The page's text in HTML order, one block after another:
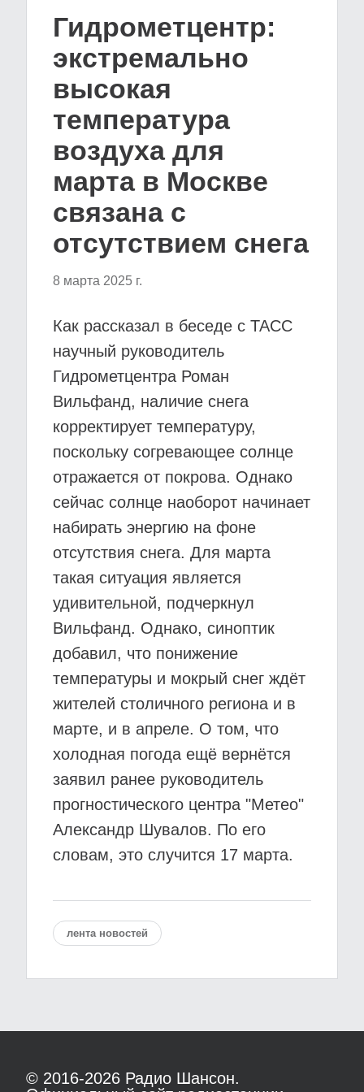
Гидрометцентр:
экстремально
высокая
температура
воздуха для
марта в Москве
связана с
отсутствием снега
8 марта 2025 г.
Как рассказал в беседе с ТАСС
научный руководитель
Гидрометцентра Роман
Вильфанд, наличие снега
корректирует температуру,
поскольку согревающее солнце
отражается от покрова. Однако
сейчас солнце наоборот начинает
набирать энергию на фоне
отсутствия снега. Для марта
такая ситуация является
удивительной, подчеркнул
Вильфанд. Однако, синоптик
добавил, что понижение
температуры и мокрый снег ждёт
жителей столичного региона и в
марте, и в апреле. О том, что
холодная погода ещё вернётся
заявил ранее руководитель
прогностического центра "Метео"
Александр Шувалов. По его
словам, это случится 17 марта.
лента новостей
© 2016-2026 Радио Шансон.